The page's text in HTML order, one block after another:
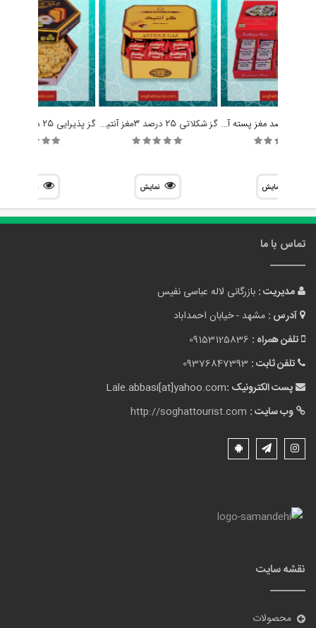
گز رژیمی 25 درصد مغز پسته آنتیک
نمایش
گز شکلاتی 25 درصد 3مغز آنتیک
نمایش
تماس با ما
مدیریت : بازرگانی لاله عباسی نفیس
آدرس : مشهد - خیابان احمداباد
تلفن همراه : 09153125836
تلفن ثابت : 09376847393
پست الکترونیک :Lale.abbasi[at]yahoo.com
وب سایت : http://soghattourist.com
نقشه سایت
محصولات